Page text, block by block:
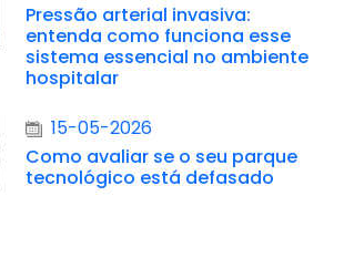
Pressão arterial invasiva:
entenda como funciona esse
sistema essencial no ambiente
hospitalar
15-05-2026
Como avaliar se o seu parque
tecnológico está defasado